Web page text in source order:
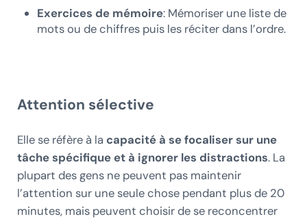
Exercices de mémoire: Mémoriser une liste de
mots ou de chiffres puis les réciter dans l’ordre.
Attention sélective
Elle se réfère à la capacité à se focaliser sur une
tâche spécifique et à ignorer les distractions. La
plupart des gens ne peuvent pas maintenir
l’attention sur une seule chose pendant plus de 20
minutes, mais peuvent choisir de se reconcentrer